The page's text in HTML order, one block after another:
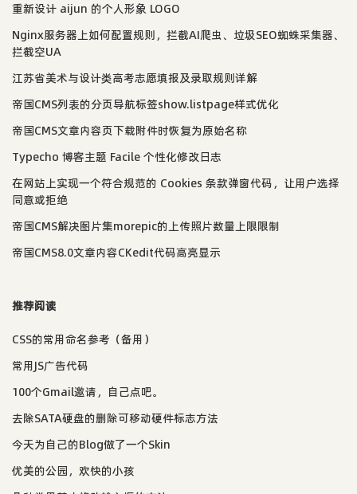
重新设计 aijun 的个人形象 LOGO
Nginx服务器上如何配置规则，拦截AI爬虫、垃圾SEO蜘蛛采集器、
拦截空UA
江苏省美术与设计类高考志愿填报及录取规则详解
帝国CMS列表的分页导航标签show.listpage样式优化
帝国CMS文章内容页下载附件时恢复为原始名称
Typecho 博客主题 Facile 个性化修改日志
在网站上实现一个符合规范的 Cookies 条款弹窗代码，让用户选择
同意或拒绝
帝国CMS解决图片集morepic的上传照片数量上限限制
帝国CMS8.0文章内容CKedit代码高亮显示
推荐阅读
CSS的常用命名参考（备用）
常用JS广告代码
100个Gmail邀请，自己点吧。
去除SATA硬盘的删除可移动硬件标志方法
今天为自己的Blog做了一个Skin
优美的公园，欢快的小孩